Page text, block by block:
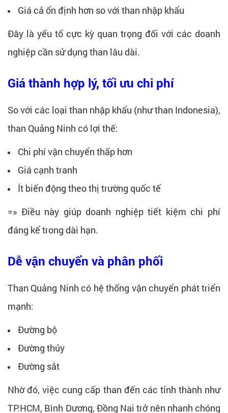
Giá cả ổn định hơn so với than nhập khẩu
Đây là yếu tố cực kỳ quan trọng đối với các doanh
nghiệp cần sử dụng than lâu dài.
Giá thành hợp lý, tối ưu chi phí
So với các loại than nhập khẩu (như than Indonesia),
than Quảng Ninh có lợi thế:
Chi phí vận chuyển thấp hơn
Giá cạnh tranh
Ít biến động theo thị trường quốc tế
=» Điều này giúp doanh nghiệp tiết kiệm chi phí
đáng kể trong dài hạn.
Dễ vận chuyển và phân phối
Than Quảng Ninh có hệ thống vận chuyển phát triển
mạnh:
Đường bộ
Đường thủy
Đường sắt
Nhờ đó, việc cung cấp than đến các tỉnh thành như
TP.HCM, Bình Dương, Đồng Nai trở nên nhanh chóng